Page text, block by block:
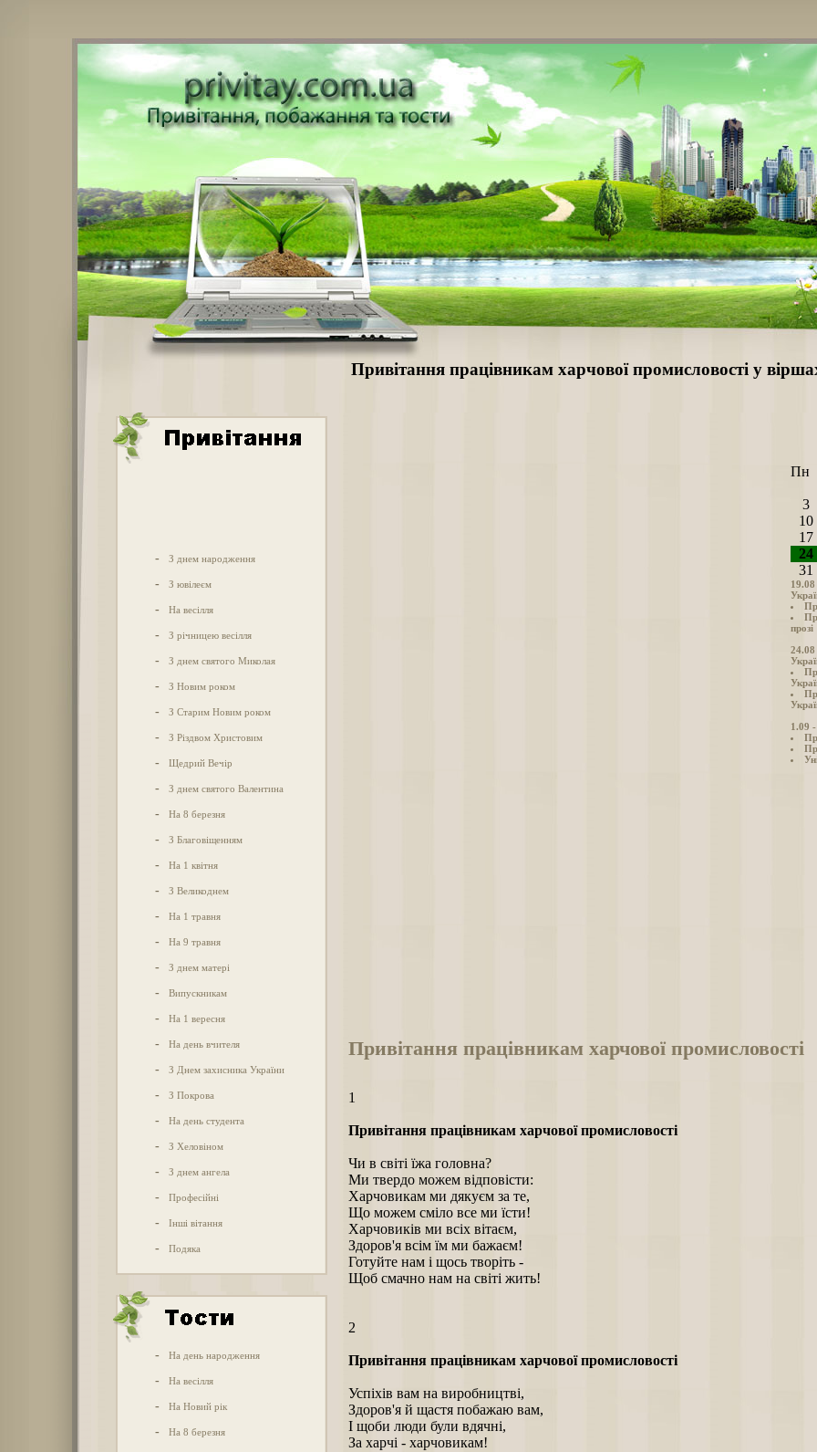
Привітання працівникам харчової промисловості у
- З днем народження
- З ювілеєм
- На весілля
- З річницею весілля
- З днем святого Миколая
- З Новим роком
- З Старим Новим роком
- З Різдвом Христовим
- Щедрий Вечір
- З днем святого Валентина
- На 8 березня
- З Благовіщенням
- На 1 квітня
- З Великоднем
- На 1 травня
- На 9 травня
- З днем матері
- Випускникам
- На 1 вересня
- На день вчителя
- З Днем захисника України
- З Покрова
- На день студента
- З Хеловіном
- З днем ангела
- Професійні
- Інші вітання
- Подяка
- На день народження
- На весілля
- На Новий рік
- На 8 березня
Пн
3
10
17
24
31
прозі
24.08
1.09
Привітання працівникам харчової промисловості
1
Привітання працівникам харчової промисловості
Чи в світі їжа головна?
Ми твердо можем відповісти:
Харчовикам ми дякуєм за те,
Що можем сміло все ми їсти!
Харчовиків ми всіх вітаєм,
Здоров'я всім їм ми бажаєм!
Готуйте нам і щось творіть -
Щоб смачно нам на світі жить!
2
Привітання працівникам харчової промисловості
Успіхів вам на виробництві,
Здоров'я й щастя побажаю вам,
І щоби люди були вдячні,
За харчі - харчовикам!